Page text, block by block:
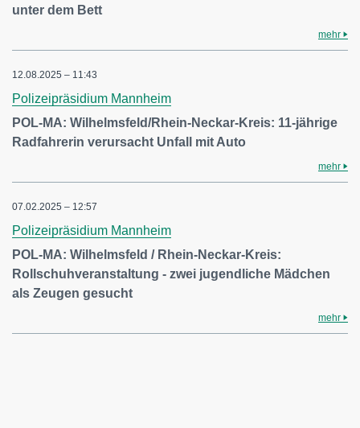
unter dem Bett
mehr
12.08.2025 – 11:43
Polizeipräsidium Mannheim
POL-MA: Wilhelmsfeld/Rhein-Neckar-Kreis: 11-jährige
Radfahrerin verursacht Unfall mit Auto
mehr
07.02.2025 – 12:57
Polizeipräsidium Mannheim
POL-MA: Wilhelmsfeld / Rhein-Neckar-Kreis:
Rollschuhveranstaltung - zwei jugendliche Mädchen
als Zeugen gesucht
mehr